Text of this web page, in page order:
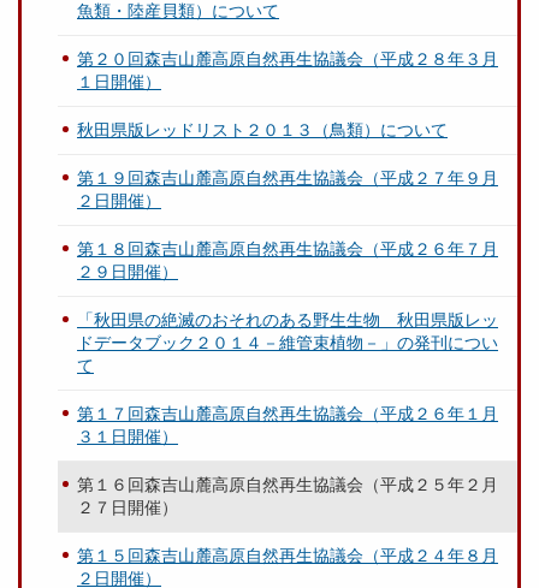
魚類・陸産貝類）について
第２０回森吉山麓高原自然再生協議会（平成２８年３月
１日開催）
秋田県版レッドリスト２０１３（鳥類）について
第１９回森吉山麓高原自然再生協議会（平成２７年９月
２日開催）
第１８回森吉山麓高原自然再生協議会（平成２６年７月
２９日開催）
「秋田県の絶滅のおそれのある野生生物 秋田県版レッ
ドデータブック２０１４－維管束植物－」の発刊につい
て
第１７回森吉山麓高原自然再生協議会（平成２６年１月
３１日開催）
第１６回森吉山麓高原自然再生協議会（平成２５年２月
２７日開催）
第１５回森吉山麓高原自然再生協議会（平成２４年８月
２日開催）